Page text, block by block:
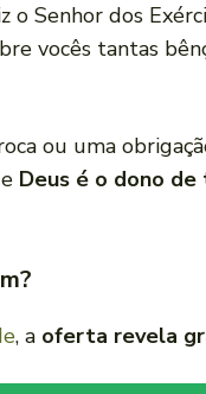
o Senhor dos
vocês tantas
ou uma
Deus é o dono de
, a oferta revela